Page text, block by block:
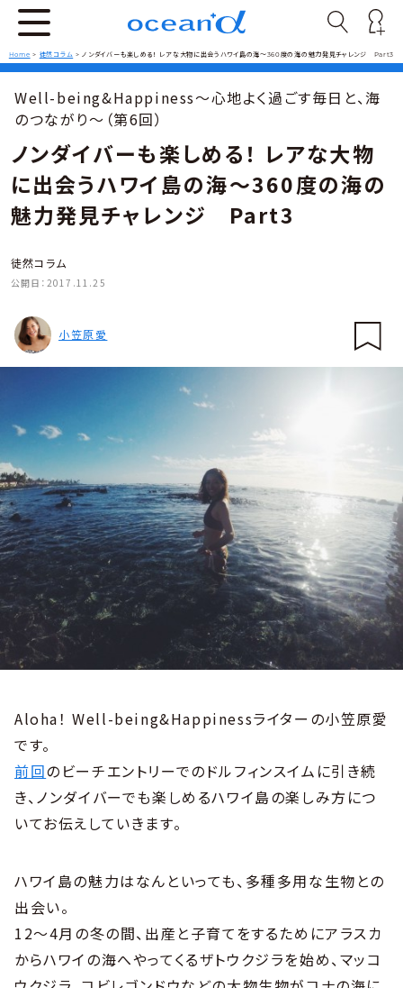
Home > 徒然コラム >ノンダイバーも楽しめる！ レアな大物に出会うハワイ島の海～360度の海の魅力発見チャレンジ Part3
Well-being&Happiness〜心地よく過ごす毎日と、海
のつながり〜（第6回）
ノンダイバーも楽しめる！ レアな大物
に出会うハワイ島の海～360度の海の
魅力発見チャレンジ Part3
徒然コラム
公開日： 2017.11.25
小笠原愛
Aloha！ Well-being&Happinessライターの小笠原愛
です。
前回のビーチエントリーでのドルフィンスイムに引き続
き、ノンダイバーでも楽しめるハワイ島の楽しみ方につ
いてお伝えしていきます。
ハワイ島の魅力はなんといっても、多種多用な生物との
出会い。
12〜4月の冬の間、出産と子育てをするためにアラスカ
からハワイの海へやってくるザトウクジラを始め、マッコ